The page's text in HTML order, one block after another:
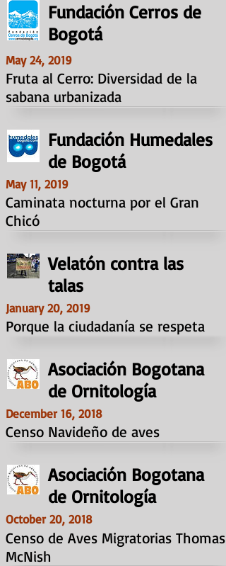
Fundación Cerros de
Bogotá
May 24, 2019
Fruta al Cerro: Diversidad de la
sabana urbanizada
Fundación Humedales
de Bogotá
May 11, 2019
Caminata nocturna por el Gran
Chicó
Velatón contra las
talas
January 20, 2019
Porque la ciudadanía se respeta
Asociación Bogotana
de Ornitología
December 16, 2018
Censo Navideño de aves
Asociación Bogotana
de Ornitología
October 20, 2018
Censo de Aves Migratorias Thomas
McNish